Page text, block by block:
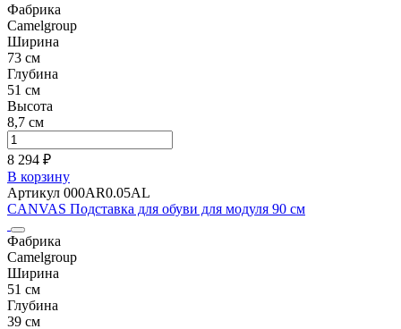
Фабрика
Camelgroup
Ширина
73 см
Глубина
51 см
Высота
8,7 см
8 294 ₽
В корзину
Артикул 000AR0.05AL
CANVAS Подставка для обуви для модуля 90 см
Фабрика
Camelgroup
Ширина
51 см
Глубина
39 см